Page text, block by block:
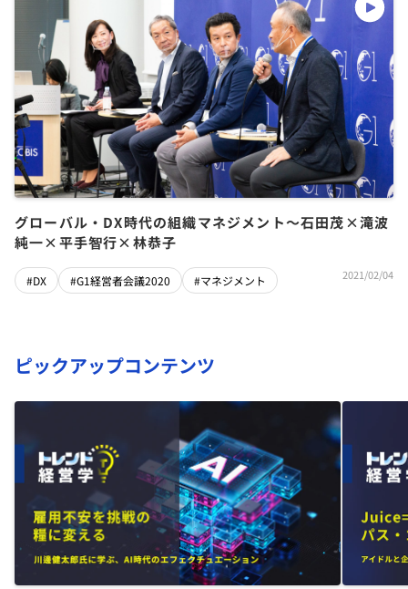
グローバル・DX時代の組織マネジメント～石田茂×滝波
純一×平手智行×林恭子
#DX #G1経営者会議2020 #マネジメント 2021/02/04
ピックアップコンテンツ